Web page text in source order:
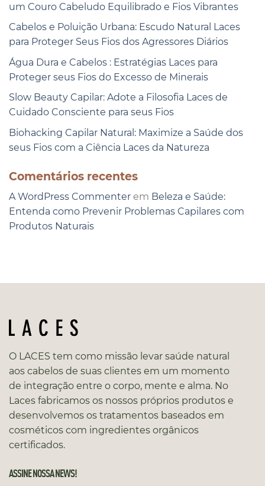
um Couro Cabeludo Equilibrado e Fios Vibrantes
Cabelos e Poluição Urbana: Escudo Natural Laces
para Proteger Seus Fios dos Agressores Diários
Água Dura e Cabelos : Estratégias Laces para
Proteger seus Fios do Excesso de Minerais
Slow Beauty Capilar: Adote a Filosofia Laces de
Cuidado Consciente para seus Fios
Biohacking Capilar Natural: Maximize a Saúde dos
seus Fios com a Ciência Laces da Natureza
Comentários recentes
A WordPress Commenter em Beleza e Saúde:
Entenda como Prevenir Problemas Capilares com
Produtos Naturais
O LACES tem como missão levar saúde natural
aos cabelos de suas clientes em um momento
de integração entre o corpo, mente e alma. No
Laces fabricamos os nossos próprios produtos e
desenvolvemos os tratamentos baseados em
cosméticos com ingredientes orgânicos
certificados.
ASSINE NOSSA NEWS!